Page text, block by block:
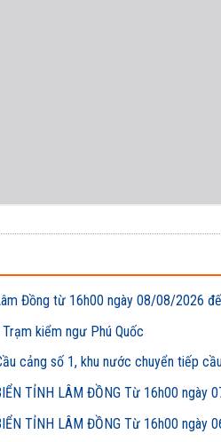
Đồng từ 16h00 ngày 08/08/2026
kiểm ngư Phú Quốc
cảng số 1, khu nước chuyển tiếp
TỈNH LÂM ĐỒNG Từ 16h00
TỈNH LÂM ĐỒNG Từ 16h00